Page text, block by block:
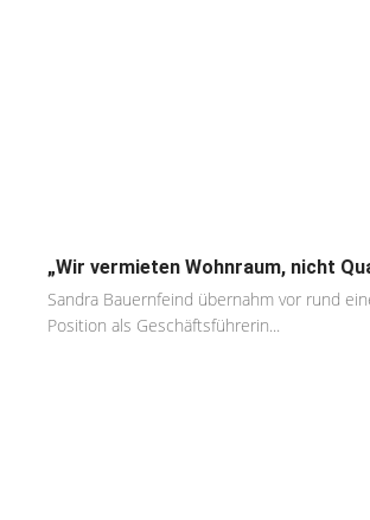
„Wir vermieten Wohnraum, nicht
Sandra Bauernfeind übernahm vor rund
Position als Geschäftsführerin...